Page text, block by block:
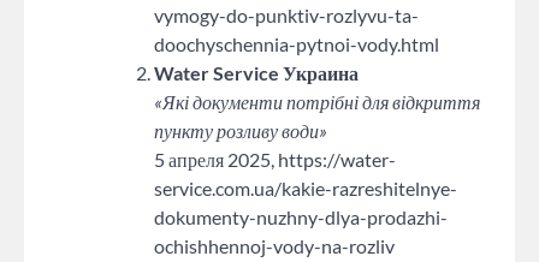
vymogy-do-punktiv-rozlyvu-ta-
doochyschennia-pytnoi-vody.html
Water Service Украина
«Які документи потрібні для відкриття
пункту розливу води»
5 апреля 2025, https://water-
service.com.ua/kakie-razreshitelnye-
dokumenty-nuzhny-dlya-prodazhi-
ochishhennoj-vody-na-rozliv